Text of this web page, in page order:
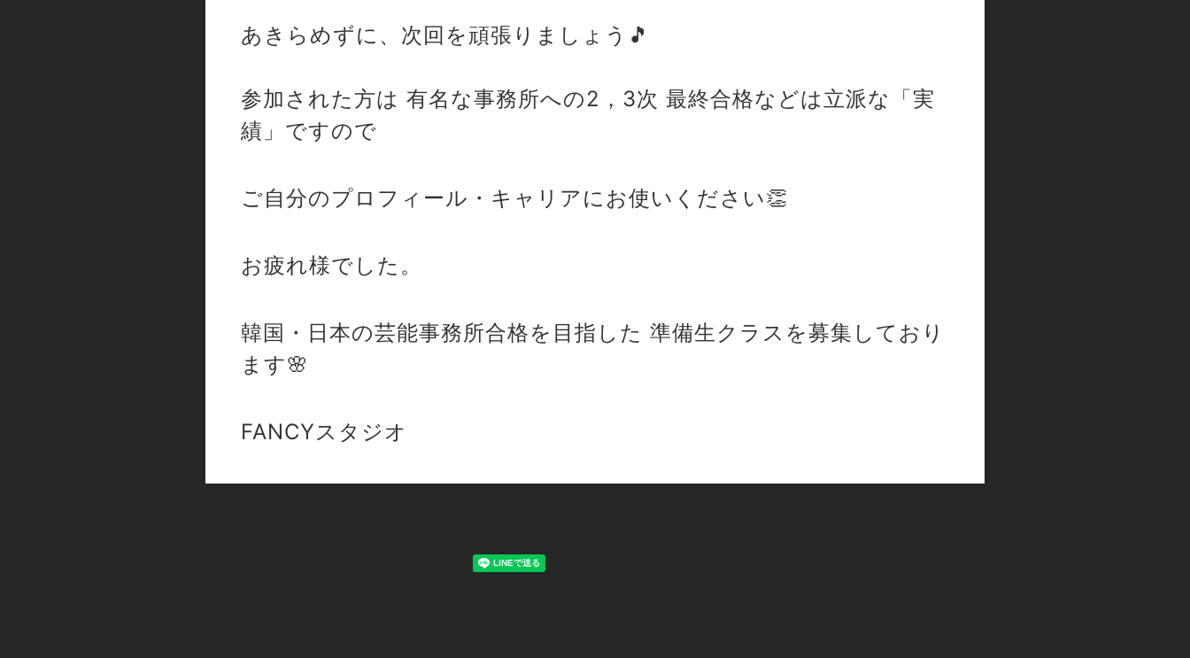
あきらめずに、次回を頑張りましょう🎵
参加された方は 有名な事務所への2，3次 最終合格などは立派な「実
績」ですので
ご自分のプロフィール・キャリアにお使いください👏
お疲れ様でした。
韓国・日本の芸能事務所合格を目指した 準備生クラスを募集しており
ます🌸
FANCYスタジオ